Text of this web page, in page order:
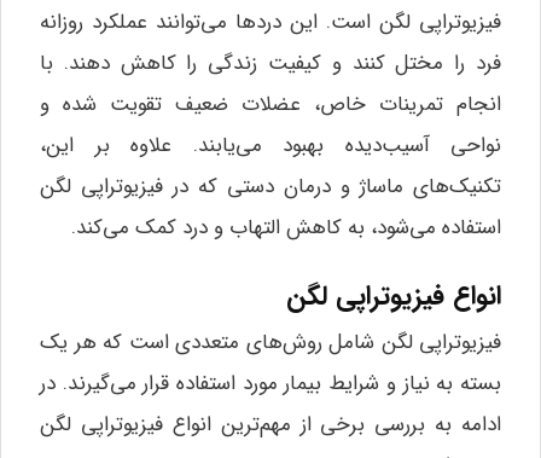
فیزیوتراپی لگن است. این دردها می‌توانند عملکرد روزانه
فرد را مختل کنند و کیفیت زندگی را کاهش دهند. با
انجام تمرینات خاص، عضلات ضعیف تقویت شده و
نواحی آسیب‌دیده بهبود می‌یابند. علاوه بر این،
تکنیک‌های ماساژ و درمان دستی که در فیزیوتراپی لگن
استفاده می‌شود، به کاهش التهاب و درد کمک می‌کند.
انواع فیزیوتراپی لگن
فیزیوتراپی لگن شامل روش‌های متعددی است که هر یک
بسته به نیاز و شرایط بیمار مورد استفاده قرار می‌گیرند. در
ادامه به بررسی برخی از مهم‌ترین انواع فیزیوتراپی لگن